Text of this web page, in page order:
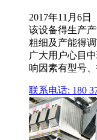
2017年11月6
该设备得生产
粗细及产能得
广大用户心目
响因素有型号
联系电话: 180